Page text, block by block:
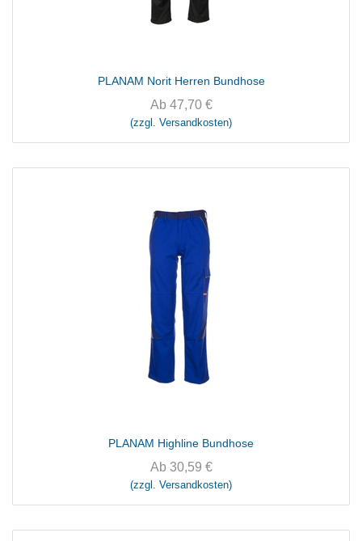
PLANAM Norit Herren Bundhose
Ab 47,70€
(zzgl. Versandkosten)
PLANAM Highline Bundhose
Ab 30,59 €
(zzgl. Versandkosten)